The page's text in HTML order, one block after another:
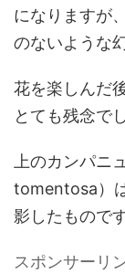
になりますが
のないような
花を楽しんだ
とても残念で
上のカンパニ
tomentosa）
影したものです
スポンサーリ